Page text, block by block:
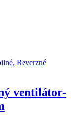
, Reverzné
ventilátor-